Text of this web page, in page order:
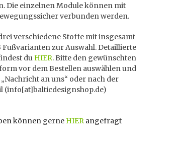
Die einzelnen Module können mit
verbunden werden.
verschiedene Stoffe mit insgesamt
Fußvarianten zur Auswahl. Detaillierte
du HIER. Bitte den gewünschten
vor dem Bestellen auswählen und
an uns“ oder nach der
(info[at]balticdesignshop.de)
können gerne HIER angefragt